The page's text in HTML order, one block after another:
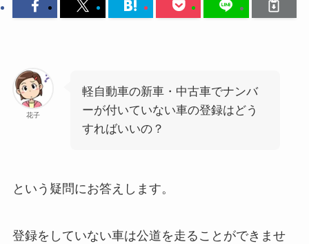
花子
軽自動車の新車・中古車でナンバ
ーが付いていない車の登録はどう
すればいいの？
という疑問にお答えします。
登録をしていない車は公道を走ることができませ